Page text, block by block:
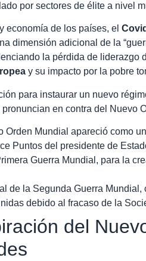
por sectores de élite a nivel
economía de los países, el
dimensión adicional de la
la pérdida de liderazgo
y su impacto por la pobre
para instaurar un nuevo
pronuncian en contra del Nuevo
Orden Mundial apareció como
Puntos del presidente de
Guerra Mundial, para la
de la Segunda Guerra
debido al fracaso de la
del